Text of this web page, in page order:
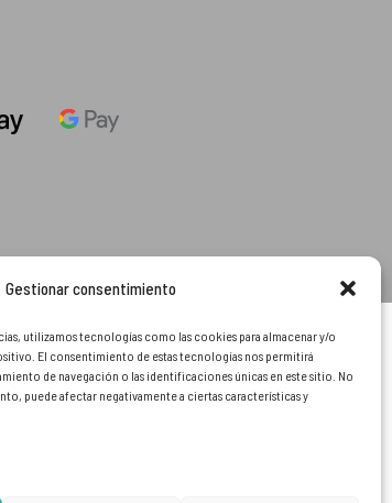
Gestionar consentimiento
utilizamos tecnologías como las cookies para almacenar y/o
El consentimiento de estas tecnologías nos permitirá
de navegación o las identificaciones únicas en este sitio. No
puede afectar negativamente a ciertas características y